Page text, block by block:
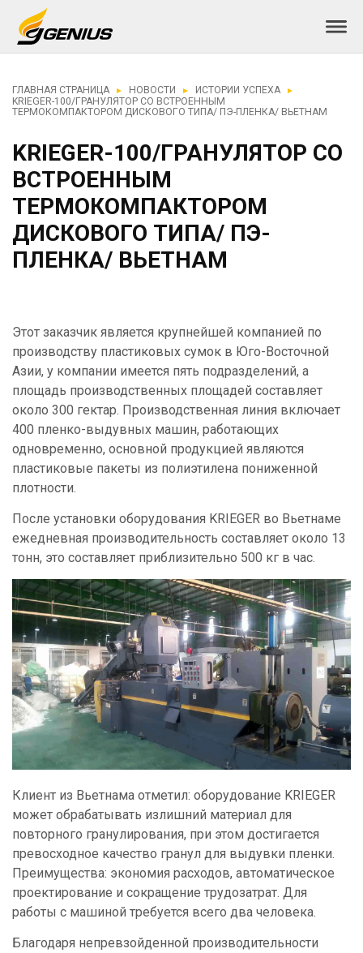
ГЛАВНАЯ СТРАНИЦА НОВОСТИ
ИСТОРИИ УСПЕХА
KRIEGER-100/ГРАНУЛЯТОР СО ВСТРОЕННЫМ
ТЕРМОКОМПАКТОРОМ ДИСКОВОГО ТИПА/ ПЭ-ПЛЕНКА/ ВЬЕТНАМ
KRIEGER-100/ГРАНУЛЯТОР СО
ВСТРОЕННЫМ
ТЕРМОКОМПАКТОРОМ
ДИСКОВОГО ТИПА/ ПЭ-
ПЛЕНКА/ ВЬЕТНАМ
Этот заказчик является крупнейшей компанией по
производству пластиковых сумок в Юго-Восточной
Азии, у компании имеется пять подразделений, а
площадь производственных площадей составляет
около 300 гектар. Производственная линия включает
400 пленко-выдувных машин, работающих
одновременно, основной продукцией являются
пластиковые пакеты из полиэтилена пониженной
плотности.
После установки оборудования KRIEGER во Вьетнаме
ежедневная производительность составляет около 13
тонн, это составляет приблизительно 500 кг в час.
Клиент из Вьетнама отметил: оборудование KRIEGER
может обрабатывать излишний материал для
повторного гранулирования, при этом достигается
превосходное качество гранул для выдувки пленки.
Преимущества: экономия расходов, автоматическое
проектирование и сокращение трудозатрат. Для
работы с машиной требуется всего два человека.
Благодаря непревзойденной производительности